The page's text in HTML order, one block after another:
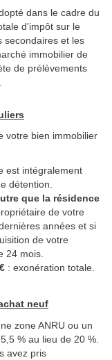
dans le cadre du
d'impôt sur le
secondaires et les
immobilier de
de prélèvements
votre bien immobilier
est intégralement
détention.
que la résidence
de votre
années et si
de votre
24 mois.
: exonération totale.
neuf
zone ANRU ou un
% au lieu de 20 %.
avez pris